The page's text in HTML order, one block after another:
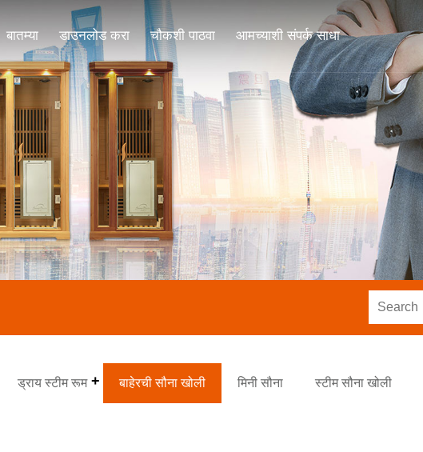
बातम्या डाउनलोड करा चौकशी पाठवा आमच्याशी संपर्क साधा
ड्राय स्टीम रूम बाहेरची सौना खोली मिनी सौना स्टीम सौना खोली